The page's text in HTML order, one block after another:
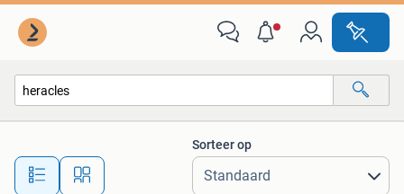
Alle afstanden…
Sorteer op